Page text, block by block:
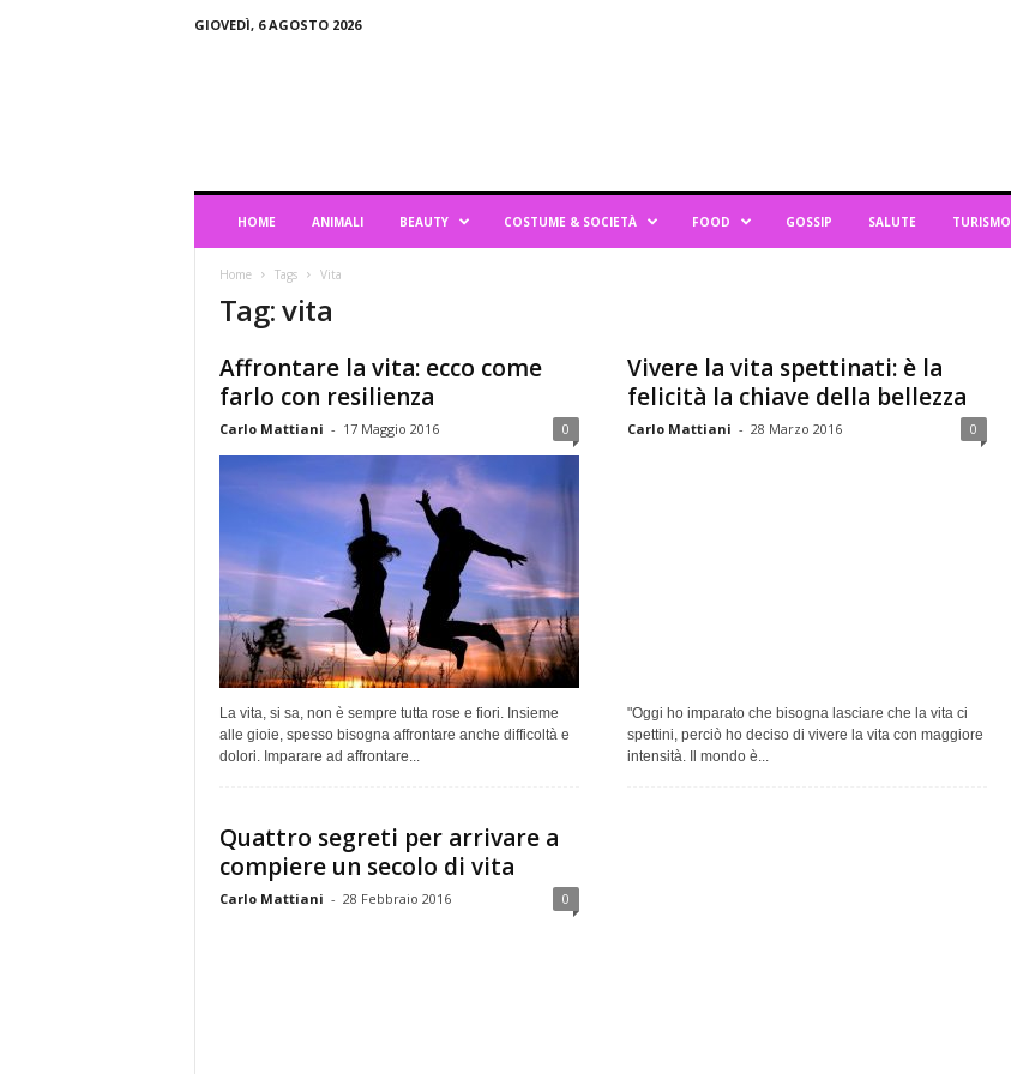
GIOVEDÌ, 6 AGOSTO 2026
HOME ANIMALI BEAUTY COSTUME & SOCIETÀ FOOD GOSSIP SALUTE TURISMO
Home Tags Vita
Tag: vita
Affrontare la vita: ecco come
farlo con resilienza
Carlo Mattiani - 17 Maggio 2016 0
La vita, si sa, non è sempre tutta rose e fiori. Insieme
alle gioie, spesso bisogna affrontare anche difficoltà e
dolori. Imparare ad affrontare...
Vivere la vita spettinati: è la
felicità la chiave della bellezza
Carlo Mattiani - 28 Marzo 2016 0
"Oggi ho imparato che bisogna lasciare che la vita ci
spettini, perciò ho deciso di vivere la vita con maggiore
intensità. Il mondo è...
Quattro segreti per arrivare a
compiere un secolo di vita
Carlo Mattiani - 28 Febbraio 2016 0